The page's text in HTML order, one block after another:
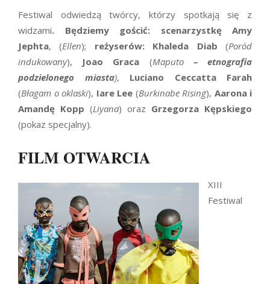
Festiwal odwiedzą twórcy, którzy spotkają się z
widzami. Będziemy gościć: scenarzystkę Amy
Jephta, (Ellen); reżyserów: Khaleda Diab (Poród
indukowany), Joao Graca (Maputo – etnografia
podzielonego miasta), Luciano Ceccatta Farah
(Błagam o oklaski), Iare Lee (Burkinabe Rising), Aarona i
Amandę Kopp (Liyana) oraz Grzegorza Kępskiego
(pokaz specjalny).
FILM OTWARCIA
XIII
Festiwal